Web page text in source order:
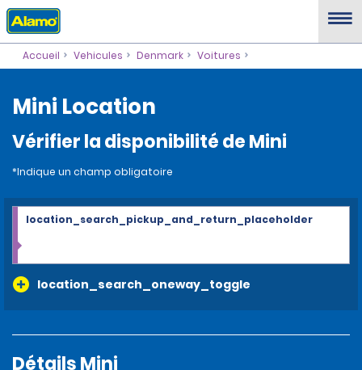
Accueil Vehicules Denmark Voitures
Mini Location
Vérifier la disponibilité de Mini
*Indique un champ obligatoire
location_search_oneway_toggle
location_search_pickup_and_return_placeholder
Détails Mini